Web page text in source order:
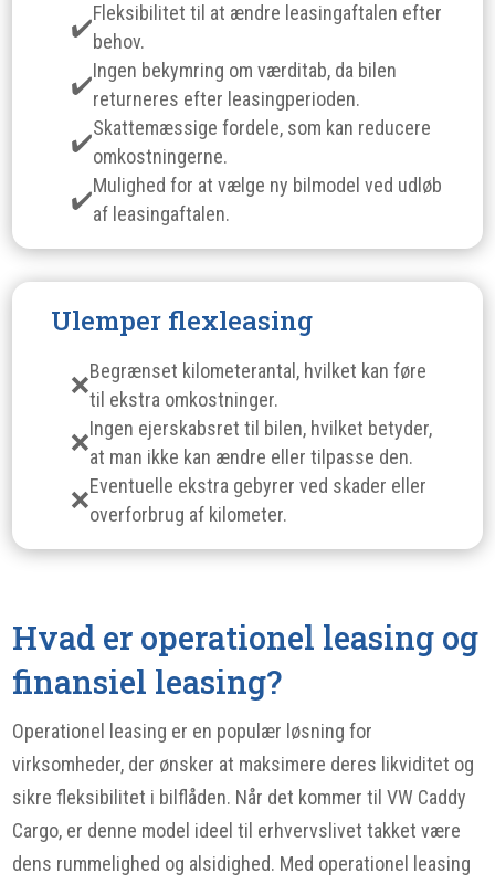
Fleksibilitet til at ændre leasingaftalen efter
behov.
Ingen bekymring om værditab, da bilen
returneres efter leasingperioden.
Skattemæssige fordele, som kan reducere
omkostningerne.
Mulighed for at vælge ny bilmodel ved udløb
af leasingaftalen.
Ulemper flexleasing
Begrænset kilometerantal, hvilket kan føre
til ekstra omkostninger.
Ingen ejerskabsret til bilen, hvilket betyder,
at man ikke kan ændre eller tilpasse den.
Eventuelle ekstra gebyrer ved skader eller
overforbrug af kilometer.
Hvad er operationel leasing og
finansiel leasing?
Operationel leasing er en populær løsning for
virksomheder, der ønsker at maksimere deres likviditet og
sikre fleksibilitet i bilflåden. Når det kommer til VW Caddy
Cargo, er denne model ideel til erhvervslivet takket være
dens rummelighed og alsidighed. Med operationel leasing